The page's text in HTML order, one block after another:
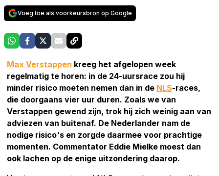
Voeg toe als voorkeursbron op Google
Max Verstappen kreeg het afgelopen week
regelmatig te horen: in de 24-uursrace zou hij
minder risico moeten nemen dan in de NLS-races,
die doorgaans vier uur duren. Zoals we van
Verstappen gewend zijn, trok hij zich weinig aan van
adviezen van buitenaf. De Nederlander nam de
nodige risico's en zorgde daarmee voor prachtige
momenten. Commentator Eddie Mielke moest dan
ook lachen op de enige uitzondering daarop.